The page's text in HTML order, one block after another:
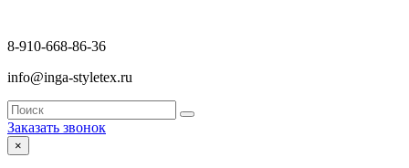
8-910-668-86-36
info@inga-styletex.ru
Заказать звонок
×